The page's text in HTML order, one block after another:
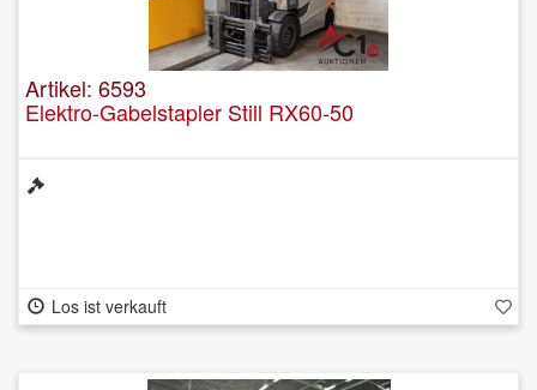
Artikel: 6593
Elektro-Gabelstapler Still RX60-50
Los ist verkauft